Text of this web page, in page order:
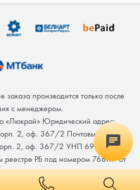
производится только после
с менеджером.
«Люкрай» Юридический адрес:
2, оф. 367/2 Почтовый адрес:
2, оф. 367/2 УНП 691764371
реестре РБ под номером 768117 от